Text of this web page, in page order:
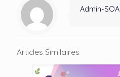
Admin-SOA
Articles Similaires